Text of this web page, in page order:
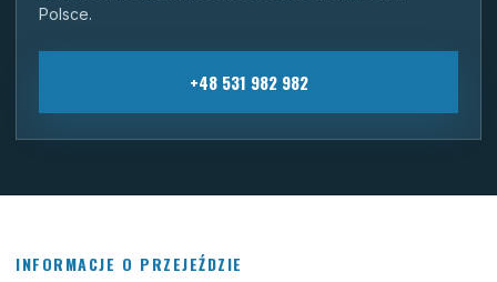
Polsce.
+48 531 982 982
INFORMACJE O PRZEJEŹDZIE